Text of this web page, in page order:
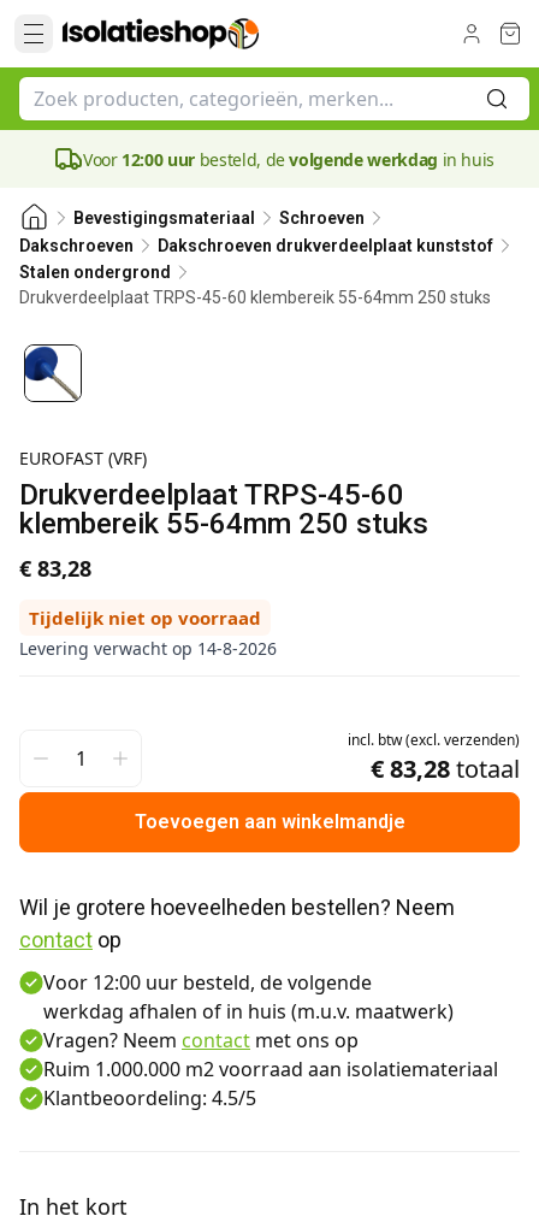
Voor 12:00 uur besteld, devolgende werkdag in huis
Bevestigingsmateriaal
Schroeven
Dakschroeven
Dakschroeven drukverdeelplaat kunststof
Stalen ondergrond
Drukverdeelplaat TRPS-45-60 klembereik 55-64mm 250 stuks
60 mm
EUROFAST (VRF)
Drukverdeelplaat TRPS-45-60
klembereik 55-64mm 250 stuks
€ 83,28
Tijdelijk niet op voorraad
Levering verwacht op 14-8-2026
incl. btw(excl.verzenden)
€ 83,28totaal
Toevoegen aan winkelmandje
contact op
Voor 12:00 uur besteld, de volgende
werkdag afhalen of in huis (m.u.v. maatwerk)
Vragen? Neem contact met ons op
Ruim 1.000.000 m2 voorraad aan isolatiemateriaal
Klantbeoordeling: 4.5/5
In het kort